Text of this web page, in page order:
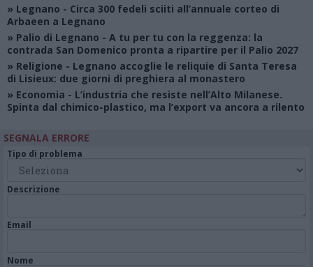
» Legnano - Circa 300 fedeli sciiti all’annuale corteo di
Arbaeen a Legnano
» Palio di Legnano - A tu per tu con la reggenza: la
contrada San Domenico pronta a ripartire per il Palio 2027
» Religione - Legnano accoglie le reliquie di Santa Teresa
di Lisieux: due giorni di preghiera al monastero
» Economia - L’industria che resiste nell’Alto Milanese.
Spinta dal chimico-plastico, ma l’export va ancora a rilento
SEGNALA ERRORE
Tipo di problema
Descrizione
Email
Nome